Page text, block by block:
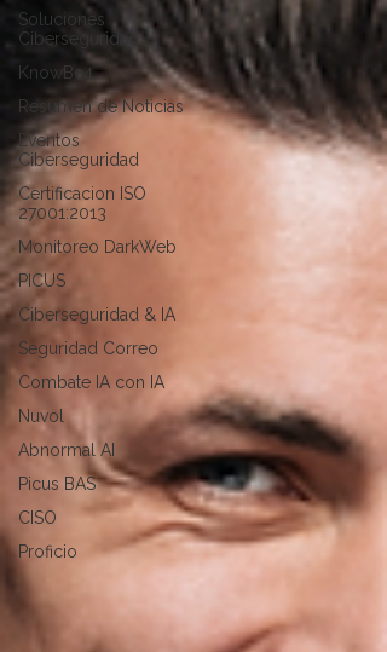
Soluciones
Ciberseguridad
KnowBe4
Resumen de Noticias
Eventos
Ciberseguridad
Certificacion ISO
27001:2013
Monitoreo DarkWeb
PICUS
Ciberseguridad & IA
Seguridad Correo
Combate IA con IA
Nuvol
Abnormal AI
Picus BAS
CISO
Proficio